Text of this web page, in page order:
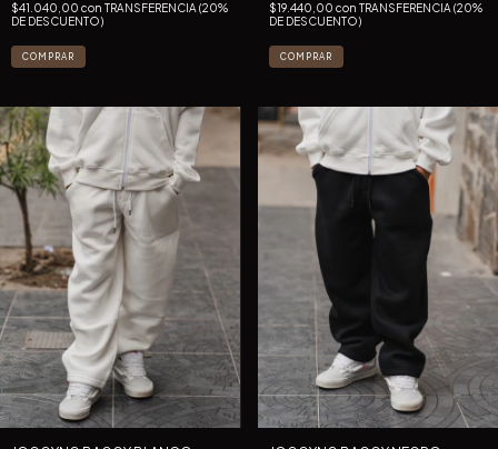
$41.040,00 con TRANSFERENCIA (20%
DE DESCUENTO)
COMPRAR
$19.440,00 con TRANSFERENCIA (20%
DE DESCUENTO)
COMPRAR